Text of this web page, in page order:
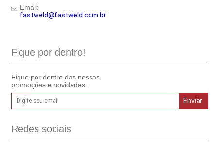
Email:
fastweld@fastweld.com.br
Fique por dentro!
Fique por dentro das nossas
promoções e novidades.
Redes sociais